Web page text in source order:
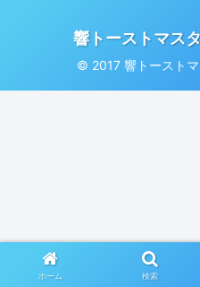
響トーストマス
© 2017 響トースト
ホーム 検索